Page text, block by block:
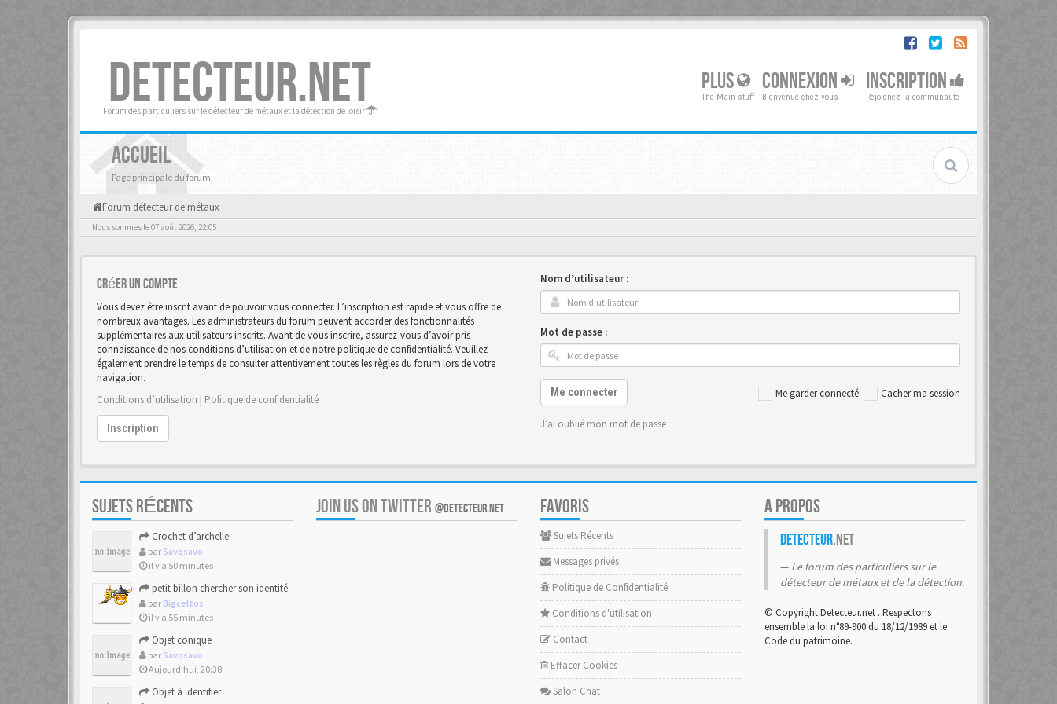
DETECTEUR.NET
Forum des particuliers sur le détecteur de métaux et la détection de loisir
PLUS
The Main stuff
CONNEXION
Bienvenue chez vous
INSCRIPTION
Rejoignez la communauté
ACCUEIL
Page principale du forum
Forum détecteur de métaux
Nous sommes le 07 août 2026, 22:05
Créer un Compte
Vous devez être inscrit avant de pouvoir vous connecter. L’inscription est rapide et vous offre de
nombreux avantages. Les administrateurs du forum peuvent accorder des fonctionnalités
supplémentaires aux utilisateurs inscrits. Avant de vous inscrire, assurez-vous d’avoir pris
connaissance de nos conditions d’utilisation et de notre politique de confidentialité. Veuillez
également prendre le temps de consulter attentivement toutes les règles du forum lors de votre
navigation.
Conditions d’utilisation | Politique de confidentialité
Inscription
Nom d’utilisateur :
Mot de passe :
Me garder connecté Cacher ma session
Me connecter
J’ai oublié mon mot de passe
SUJETS RÉCENTS
Crochet d’archelle
par Savosavo
il y a 50 minutes
petit billon chercher son identité
par Bigceltos
il y a 55 minutes
Objet conique
par Savosavo
Aujourd’hui, 20:38
Objet à identifier
JOIN US ON TWITTER @DETECTEUR.NET FAVORIS
Sujets Récents
Messages privés
Politique de Confidentialité
Conditions d'utilisation
Contact
Effacer Cookies
Salon Chat
A PROPOS
Detecteur.net
Le forum des particuliers sur le
détecteur de métaux et de la détection.
© Copyright Detecteur.net . Respectons
ensemble la loi n°89-900 du 18/12/1989 et le
Code du patrimoine.